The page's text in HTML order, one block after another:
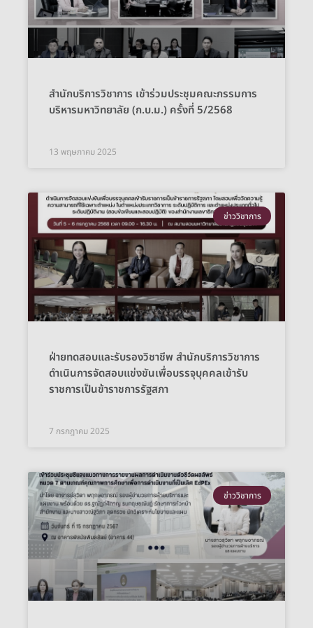
สำนักบริการวิชาการ เข้าร่วมประชุมคณะกรรมการ
บริหารมหาวิทยาลัย (ก.บ.ม.) ครั้งที่ 5/2568
13 พฤษภาคม 2025
ข่าววิชาการ
ฝ่ายทดสอบและรับรองวิชาชีพ สำนักบริการวิชาการ
ดำเนินการจัดสอบแข่งขันเพื่อบรรจุบุคคลเข้ารับ
ราชการเป็นข้าราชการรัฐสภา
7 กรกฎาคม 2025
ข่าววิชาการ